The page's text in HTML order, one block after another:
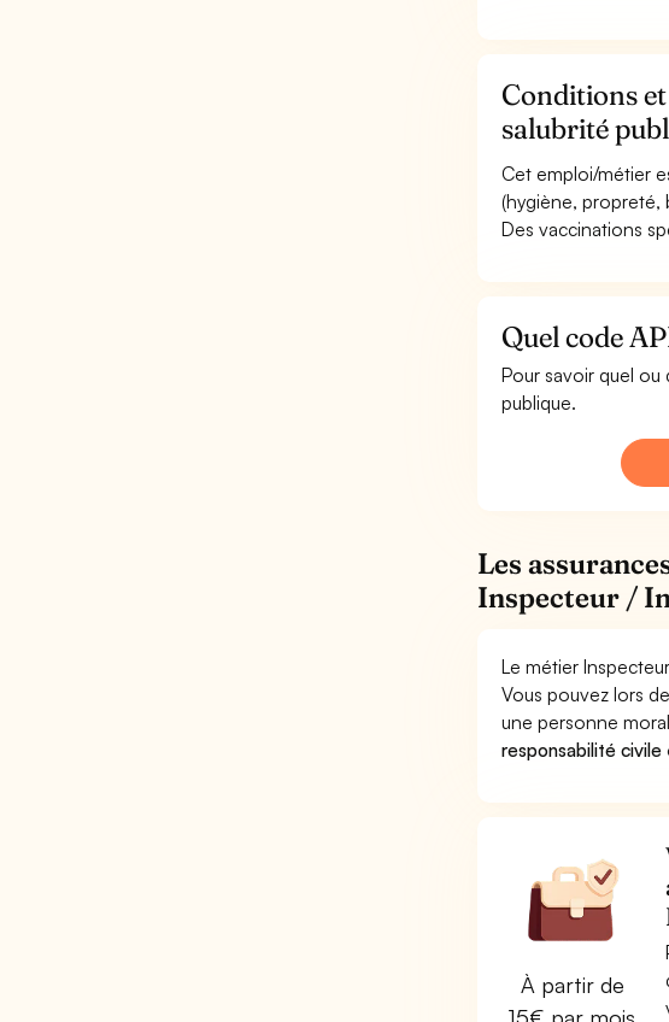
Conditions
salubrité
Cet emploi/métier
(hygiène, propreté,
Des vaccinations
Quel code
Pour savoir quel ou
publique.
Les
Inspecteur /
Le métier
Vous pouvez lors
une personne
responsabilité civile
À partir de